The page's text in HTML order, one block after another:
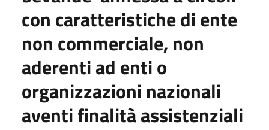
con caratteristiche di ente
non commerciale, non
aderenti ad enti o
organizzazioni nazionali
aventi finalità assistenziali